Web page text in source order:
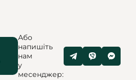
Або
напишіть
нам
у
месенджер: